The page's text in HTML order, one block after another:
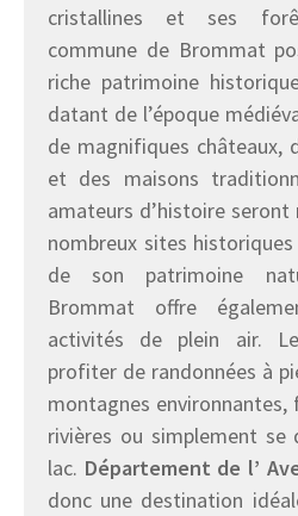
cristallines et ses
commune de Brommat
riche patrimoine
datant de l’époque
de magnifiques châteaux,
et des maisons
amateurs d’histoire seront
nombreux sites
de son patrimoine
Brommat offre
activités de plein air.
profiter de randonnées à
montagnes environnantes,
rivières ou simplement se
lac. Département de l’
donc une destination